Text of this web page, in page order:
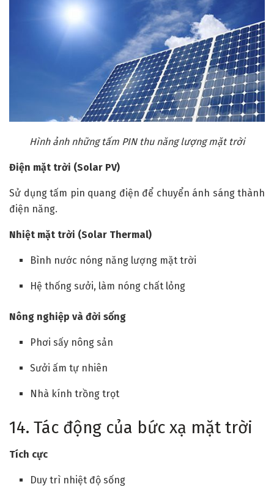
Hình ảnh những tấm PIN thu năng lượng mặt trời
Điện mặt trời (Solar PV)
Sử dụng tấm pin quang điện để chuyển ánh sáng thành
điện năng.
Nhiệt mặt trời (Solar Thermal)
Bình nước nóng năng lượng mặt trời
Hệ thống sưởi, làm nóng chất lỏng
Nông nghiệp và đời sống
Phơi sấy nông sản
Sưởi ấm tự nhiên
Nhà kính trồng trọt
14. Tác động của bức xạ mặt trời
Tích cực
Duy trì nhiệt độ sống